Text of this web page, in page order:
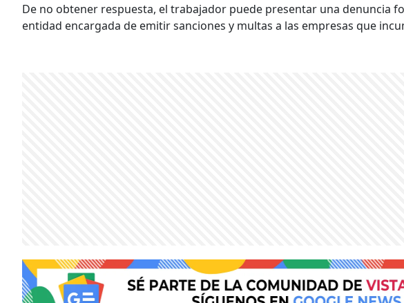
De no obtener respuesta, el trabajador puede presentar una denuncia
entidad encargada de emitir sanciones y multas a las empresas que